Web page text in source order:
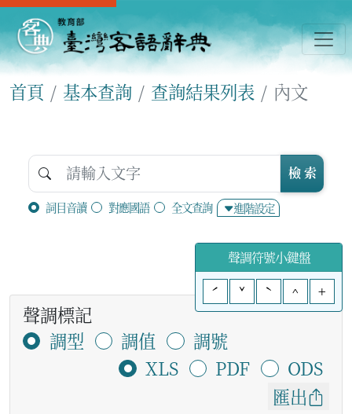
首頁 基本查詢 查詢結果列表 內文
詞目音讀 對應國語 全文查詢 進階設定
檢 索
聲調符號小鍵盤
ˊ
ˇ ˋ ^ +
聲調標記
調型
調值
調號
XLS
PDF
ODS
匯出